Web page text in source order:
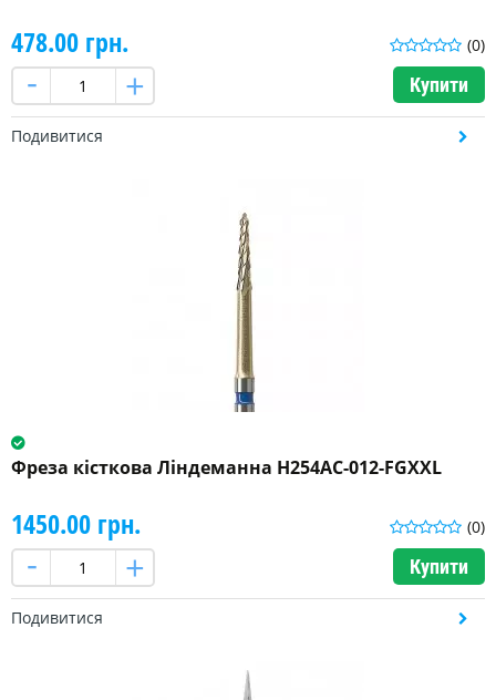
(0)
478.00 грн.
Купити
Подивитися
Фреза кісткова Ліндеманна H254AC-012-FGXXL
(0)
1450.00 грн.
Купити
Подивитися